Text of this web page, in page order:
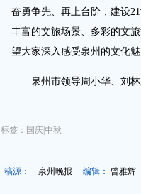
奋勇争先、再上台阶，建设
丰富的文旅场景、多彩的文
望大家深入感受泉州的文化
泉州市领导周小华、刘
标签：国庆|中秋
稿源： 泉州晚报 编辑： 曾雅辉